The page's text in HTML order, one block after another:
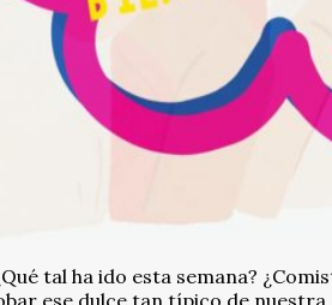
tal ha ido esta semana?